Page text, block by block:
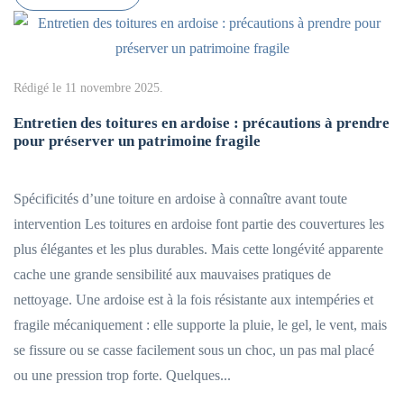
Rédigé le 11 novembre 2025.
Entretien des toitures en ardoise : précautions à prendre
pour préserver un patrimoine fragile
Spécificités d’une toiture en ardoise à connaître avant toute
intervention Les toitures en ardoise font partie des couvertures les
plus élégantes et les plus durables. Mais cette longévité apparente
cache une grande sensibilité aux mauvaises pratiques de
nettoyage. Une ardoise est à la fois résistante aux intempéries et
fragile mécaniquement : elle supporte la pluie, le gel, le vent, mais
se fissure ou se casse facilement sous un choc, un pas mal placé
ou une pression trop forte. Quelques...